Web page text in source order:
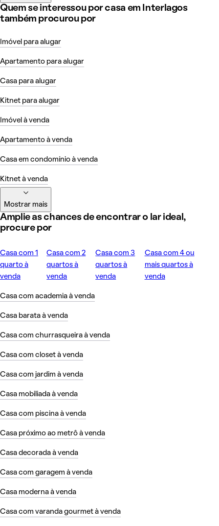
Quem se interessou por casa em Interlagos
também procurou por
Imóvel para alugar
Apartamento para alugar
Casa para alugar
Kitnet para alugar
Imóvel à venda
Apartamento à venda
Casa em condomínio à venda
Kitnet à venda
Mostrar mais
Amplie as chances de encontrar o lar ideal,
procure por
Casa com 1
quarto à
venda
Casa com 2
quartos à
venda
Casa com 3
quartos à
venda
Casa com 4 ou
mais quartos à
venda
Casa com academia à venda
Casa barata à venda
Casa com churrasqueira à venda
Casa com closet à venda
Casa com jardim à venda
Casa mobiliada à venda
Casa com piscina à venda
Casa próximo ao metrô à venda
Casa decorada à venda
Casa com garagem à venda
Casa moderna à venda
Casa com varanda gourmet à venda